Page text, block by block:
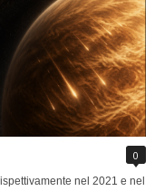
0
nel 2021 e nel